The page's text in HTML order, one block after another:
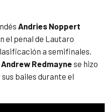
Andries Noppert
el penal de Lautaro
a semifinales.
Andrew Redmayne se hizo
bailes durante el